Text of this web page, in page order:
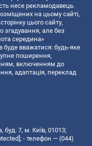
несе рекламодавець.
на цьому сайті,
цього сайту,
згадування, але без
середина»
буде вважатися: будь-яке
поширення,
включенням до
адаптація, переклад
7, м. Київ, 01013;
; - телефон — (044)